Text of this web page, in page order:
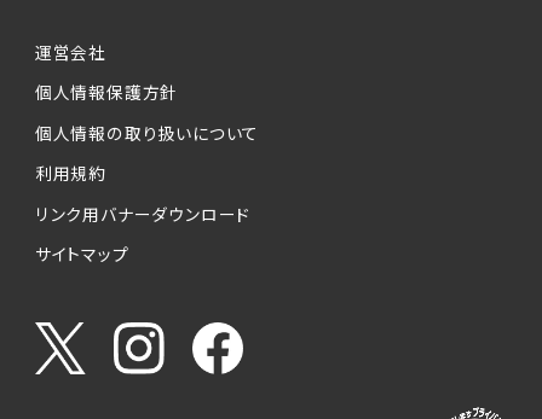
運営会社
個人情報保護方針
個人情報の取り扱いについて
利用規約
リンク用バナーダウンロード
サイトマップ